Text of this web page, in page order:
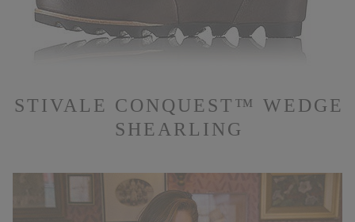
STIVALE CONQUEST™ WEDGE
SHEARLING